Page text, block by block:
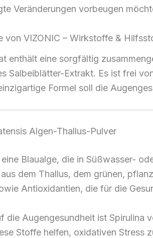
Veränderungen vorbeugen
von VIZONIC – Wirkstoffe &
enthält eine sorgfältig
Salbeiblätter-Extrakt. Es ist frei
Formel soll die
Algen-Thallus-Pulver
eine Blaualge, die in Süßwasser-
dem Thallus, dem grünen,
Antioxidantien, die für die
die Augengesundheit ist Spirulina
Stoffe helfen, oxidativen Stress